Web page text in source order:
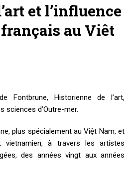
et l’influence
au Viêt
Fontbrune, Historienne de l’art,
sciences d’Outre-mer.
plus spécialement au Việt Nam, et
vietnamien, à travers les artistes
des années vingt aux années